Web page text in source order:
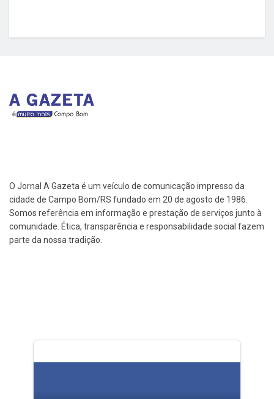
O Jornal A Gazeta é um veículo de comunicação impresso da
cidade de Campo Bom/RS fundado em 20 de agosto de 1986.
Somos referência em informação e prestação de serviços junto à
comunidade. Ética, transparência e responsabilidade social fazem
parte da nossa tradição.